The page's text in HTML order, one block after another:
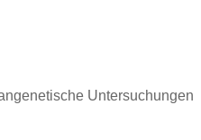
Untersuchungen